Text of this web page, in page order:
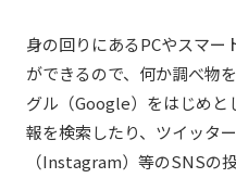
身の回りにあるPCやスマー
ができるので、何か調べ物
グル（Google）をはじめと
報を検索したり、ツイッタ
（Instagram）等のSNSの